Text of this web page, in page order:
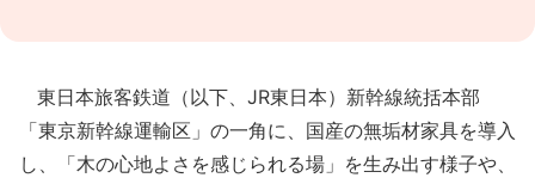
東日本旅客鉄道（以下、JR東日本）新幹線統括本部
「東京新幹線運輸区」の一角に、国産の無垢材家具を導入
し、「木の心地よさを感じられる場」を生み出す様子や、